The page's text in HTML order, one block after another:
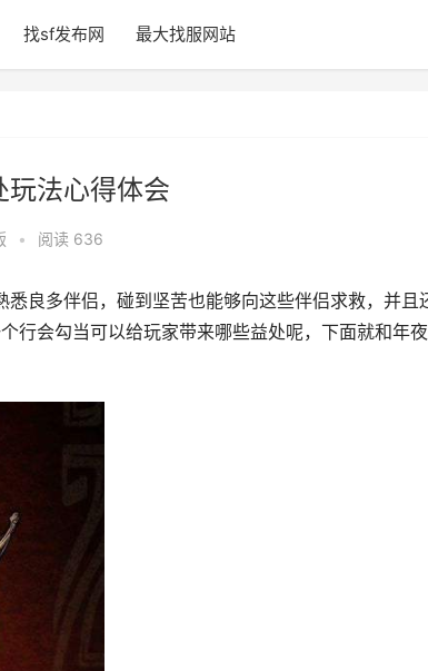
找sf发布网 最大找服网站
玩法心得体会
• 阅读 636
悉良多伴侣，碰到坚苦也能够向这些伴侣求救，并且
行会勾当可以给玩家带来哪些益处呢，下面就和年